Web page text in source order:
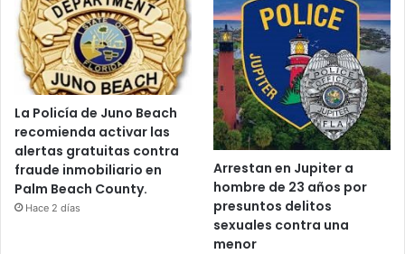
La Policía de Juno Beach
recomienda activar las
alertas gratuitas contra
fraude inmobiliario en
Palm Beach County.
Hace 2 días
Arrestan en Jupiter a
hombre de 23 años por
presuntos delitos
sexuales contra una
menor